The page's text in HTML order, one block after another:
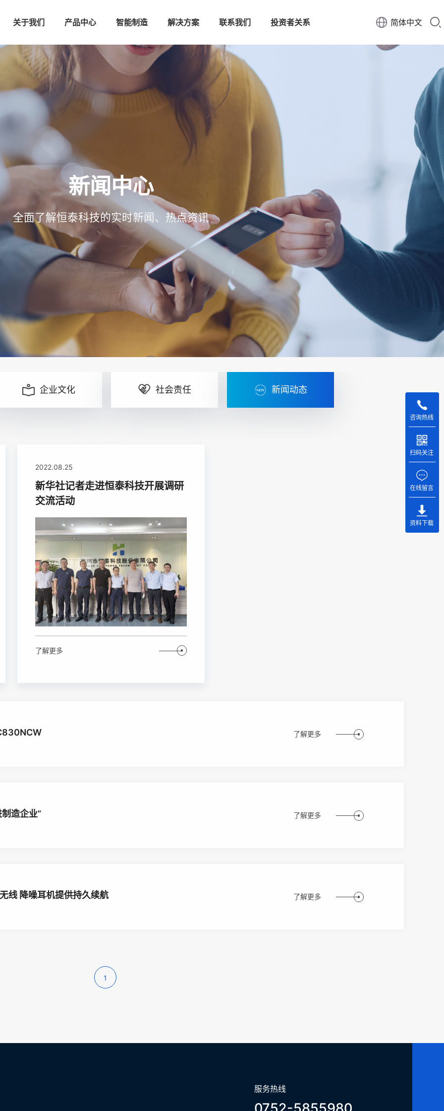
关于我们 产品中心 智能制造 解决方案 联系我们 投资者关系 简体中文
咨询热线
扫码关注
在线留言
资料下载
新闻中心
全面了解恒泰科技的实时新闻、热点资讯
企业文化 社会责任 新闻动态
2022.08.25
新华社记者走进恒泰科技开展调研
交流活动
了解更多
了解更多
造企业” 了解更多
线 降噪耳机提供持久续航 了解更多
1
服务热线